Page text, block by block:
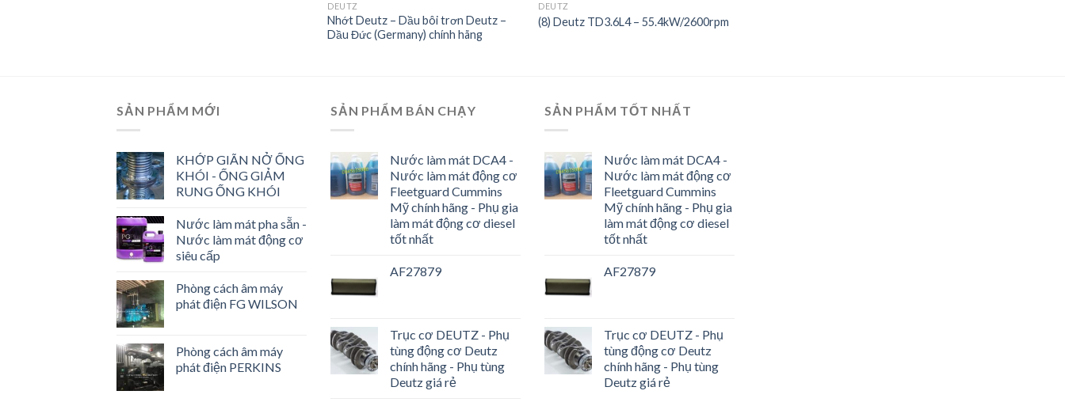
DEUTZ
Nhớt Deutz – Dầu bôi trơn Deutz –
Dầu Đức (Germany) chính hãng
DEUTZ
(8) Deutz TD3.6L4 – 55.4kW/2600rpm
SẢN PHẨM MỚI
KHỚP GIÃN NỞ ỐNG
KHÓI - ỐNG GIẢM
RUNG ỐNG KHÓI
Nước làm mát pha sẵn -
Nước làm mát động cơ
siêu cấp
Phòng cách âm máy
phát điện FG WILSON
Phòng cách âm máy
phát điện PERKINS
SẢN PHẨM BÁN CHẠY
Nước làm mát DCA4 -
Nước làm mát động cơ
Fleetguard Cummins
Mỹ chính hãng - Phụ gia
làm mát động cơ diesel
tốt nhất
AF27879
Trục cơ DEUTZ - Phụ
tùng động cơ Deutz
chính hãng - Phụ tùng
Deutz giá rẻ
SẢN PHẨM TỐT NHẤT
Nước làm mát DCA4 -
Nước làm mát động cơ
Fleetguard Cummins
Mỹ chính hãng - Phụ gia
làm mát động cơ diesel
tốt nhất
AF27879
Trục cơ DEUTZ - Phụ
tùng động cơ Deutz
chính hãng - Phụ tùng
Deutz giá rẻ